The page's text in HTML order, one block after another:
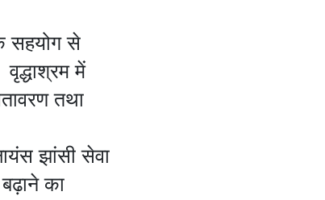
सहयोग से
में
तथा
झांसी सेवा
का